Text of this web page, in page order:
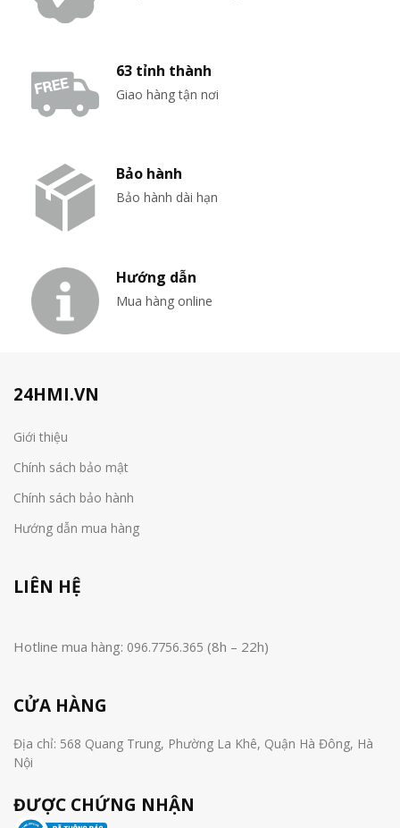
63 tỉnh thành
Giao hàng tận nơi
Bảo hành
Bảo hành dài hạn
Hướng dẫn
Mua hàng online
24HMI.VN
Giới thiệu
Chính sách bảo mật
Chính sách bảo hành
Hướng dẫn mua hàng
LIÊN HỆ
Hotline mua hàng: 096.7756.365 (8h – 22h)
CỬA HÀNG
Địa chỉ: 568 Quang Trung, Phường La Khê, Quận Hà Đông, Hà
Nội
ĐƯỢC CHỨNG NHẬN